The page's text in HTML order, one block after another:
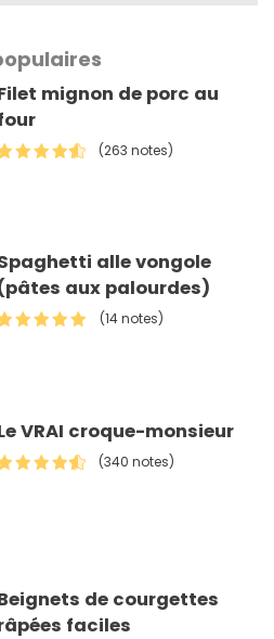
mignon de porc au
(263 notes)
alle vongole
aux palourdes)
(14 notes)
VRAI croque-monsieur
(340 notes)
de courgettes
faciles